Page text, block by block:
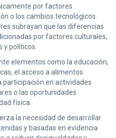
por factores
o los cambios tecnológicos.
subrayan que las diferencias
por factores culturales,
y políticos.
elementos como la educación,
el acceso a alimentos
participación en actividades
o las oportunidades
física.
la necesidad de desarrollar
y basadas en evidencia